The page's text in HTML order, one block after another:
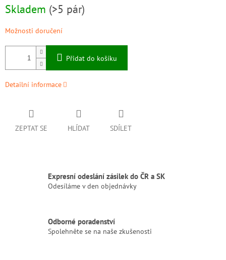
cena:
Skladem (>5 pár)
Možnosti doručení
Přidat do košíku
Detailní informace
ZEPTAT SE HLÍDAT SDÍLET
Expresní odeslání zásilek do ČR a SK
Odesíláme v den objednávky
Odborné poradenství
Spolehněte se na naše zkušenosti